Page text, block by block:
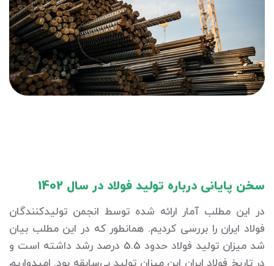
سخن پایانی درباره تولید فولاد در سال 1402
در این مطلب آمار ارائه شده توسط انجمن تولیدکنندگان
فولاد ایران را بررسی کردیم. همانطور که در این مطلب بیان
شد میزان تولید فولاد حدود 5.5 درصد رشد داشته است و